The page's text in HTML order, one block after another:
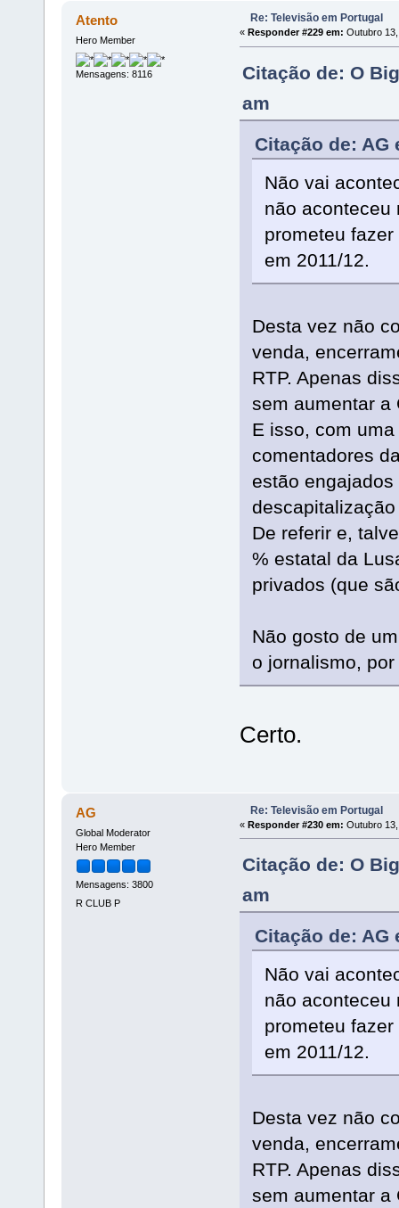
Atento
Hero Member
Mensagens: 8116
Re: Televisão em Portugal
« Responder #229 em: Outubro
Citação de: O
am
Citação de: AG
Não vai
não aconteceu
prometeu
em 2011/12.
Desta vez não
venda,
RTP. Apenas
sem aumentar a
E isso, com
comentadores
estão
De referir e,
% estatal da
privados (que
Não gosto de
o jornalismo,
Certo.
AG
Global Moderator
Hero Member
Mensagens: 3800
R CLUB P
Re: Televisão em Portugal
« Responder #230 em: Outubro
Citação de: O
am
Citação de: AG
Não vai
não aconteceu
prometeu
em 2011/12.
Desta vez não
venda,
RTP. Apenas
sem aumentar a